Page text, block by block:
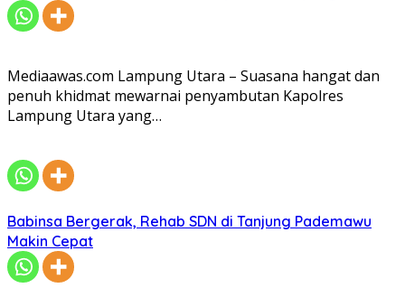
Mediaawas.com Lampung Utara – Suasana hangat dan
penuh khidmat mewarnai penyambutan Kapolres
Lampung Utara yang…
Babinsa Bergerak, Rehab SDN di Tanjung Pademawu
Makin Cepat